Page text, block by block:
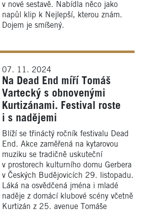
v nové sestavě. Nabídla něco jako
napůl klip k Nejlepší, kterou znám.
Dojem je smíšený.
07. 11. 2024
Na Dead End míří Tomáš
Vartecký s obnovenými
Kurtizánami. Festival roste
i s nadějemi
Blíží se třináctý ročník festivalu Dead
End. Akce zaměřená na kytarovou
muziku se tradičně uskuteční
v prostorech kulturního domu Gerbera
v Českých Budějovicích 29. listopadu.
Láká na osvědčená jména i mladé
naděje z domácí klubové scény včetně
Kurtizán z 25. avenue Tomáše